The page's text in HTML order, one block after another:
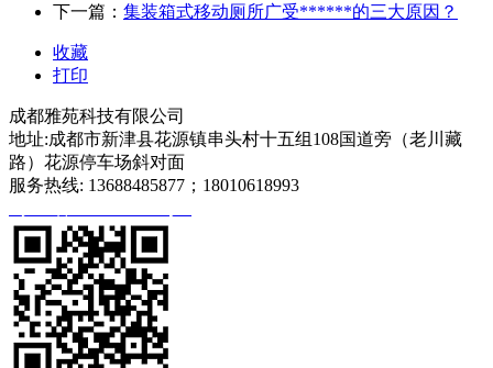
下一篇： 集装箱式移动厕所广受******的三大原因？
收藏
打印
成都雅苑科技有限公司
地址:成都市新津县花源镇串头村十五组108国道旁（老川藏
路）花源停车场斜对面
服务热线: 13688485877；18010618993